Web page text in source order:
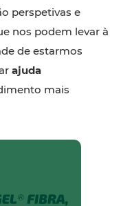
perspetivas e
nos podem levar à
de estarmos
ajuda
mais